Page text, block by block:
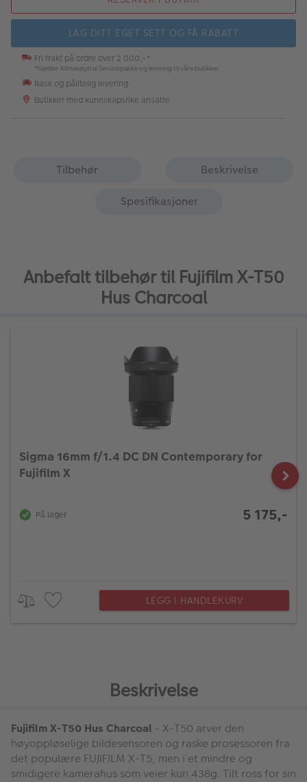
LAG DITT EGET SETT OG FÅ RABATT
Fri frakt på ordre over 2 000,-*
*Gjelder Klimanøytral Servicepakke og levering til våre butikker
Rask og pålitelig levering
Butikker med kunnskapsrike ansatte
Tilbehør
Beskrivelse
Spesifikasjoner
Anbefalt tilbehør til Fujifilm X-T50
Hus Charcoal
Sigma 16mm f/1.4 DC DN Contemporary for
Fujifilm X
På lager 5 175,-
LEGG I HANDLEKURV
Beskrivelse
Fujifilm X-T50 Hus Charcoal - X-T50 arver den
høyoppløselige bildesensoren og raske prosessoren fra
det populære FUJIFILM X-T5, men i et mindre og
smidigere kamerahus som veier kun 438g. Tilt ross for sin